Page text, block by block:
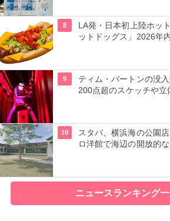
8
LA発・日本初上陸ホッ
ットドッグス」2026年
9
ティム・バートンの没
200点超のスケッチや立
10
スタバ、横浜海の公園
ロ洋館で海辺の開放的
ニュースランキング